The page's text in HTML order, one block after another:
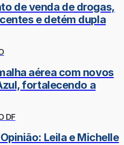
de venda de drogas,
e detém dupla
aérea com novos
fortalecendo a
DF
Leila e Michelle